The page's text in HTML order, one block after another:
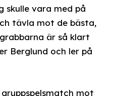
vara med på
tävla mot de bästa,
är så klart
Berglund och ler på
mot